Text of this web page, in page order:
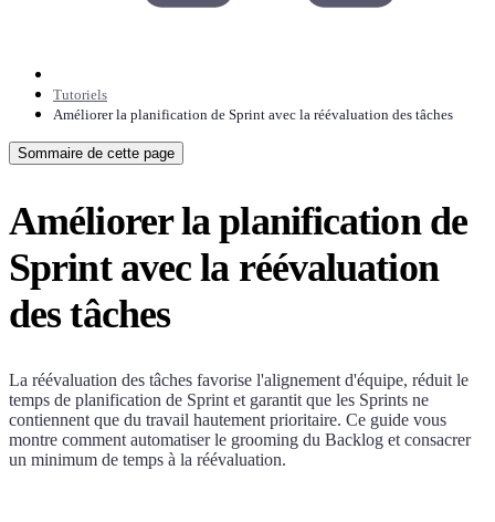
Tutoriels
Améliorer la planification de Sprint avec la réévaluation des tâches
Sommaire de cette page
Améliorer la planification de
Sprint avec la réévaluation
des tâches
La réévaluation des tâches favorise l'alignement d'équipe, réduit le
temps de planification de Sprint et garantit que les Sprints ne
contiennent que du travail hautement prioritaire. Ce guide vous
montre comment automatiser le grooming du Backlog et consacrer
un minimum de temps à la réévaluation.